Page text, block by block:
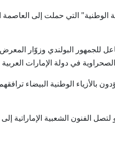
تجمّع زوّار معرض وارسو الدولي للكتاب 2026 حول "فرقة الشارقة
البولندي وزوّار المعرض
في دولة الإمارات العربية
الوطنية البيضاء
الشعبية الإماراتية إلى